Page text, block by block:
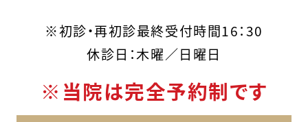
※初診・再初診最終受付時間16：30
休診日：木曜／日曜日
※当院は完全予約制です